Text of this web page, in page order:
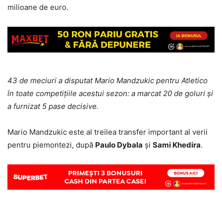
milioane de euro.
43 de meciuri a disputat Mario Mandzukic pentru Atletico
în toate competiţiile acestui sezon: a marcat 20 de goluri şi
a furnizat 5 pase decisive.
Mario Mandzukic este al treilea transfer important al verii
pentru piemontezi, după Paulo Dybala şi Sami Khedira.